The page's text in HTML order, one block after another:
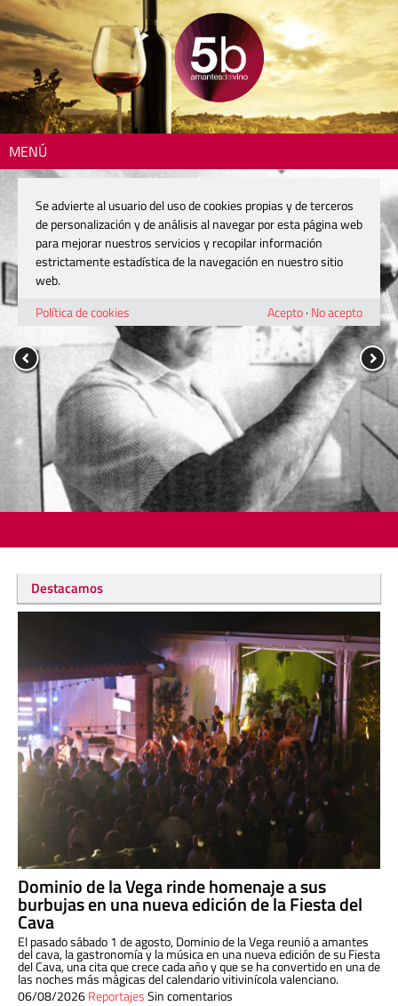
MENÚ
Destacamos
Dominio de la Vega rinde homenaje a sus
burbujas en una nueva edición de la Fiesta del
Cava
El pasado sábado 1 de agosto, Dominio de la Vega reunió a amantes
del cava, la gastronomía y la música en una nueva edición de su Fiesta
del Cava, una cita que crece cada año y que se ha convertido en una de
las noches más mágicas del calendario vitivinícola valenciano.
06/08/2026ReportajesSin comentarios
Se advierte al usuario del uso de cookies propias y de terceros
de personalización y de análisis al navegar por esta página web
para mejorar nuestros servicios y recopilar información
estrictamente estadística de la navegación en nuestro sitio
web.
Política de cookies
Acepto· No acepto